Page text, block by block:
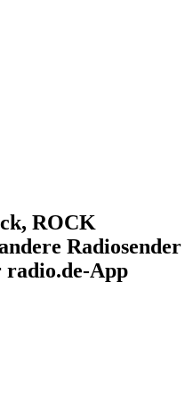
ROCK
Radiosender
App